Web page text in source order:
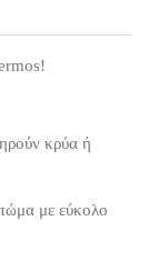
κρύα ή
με εύκολο